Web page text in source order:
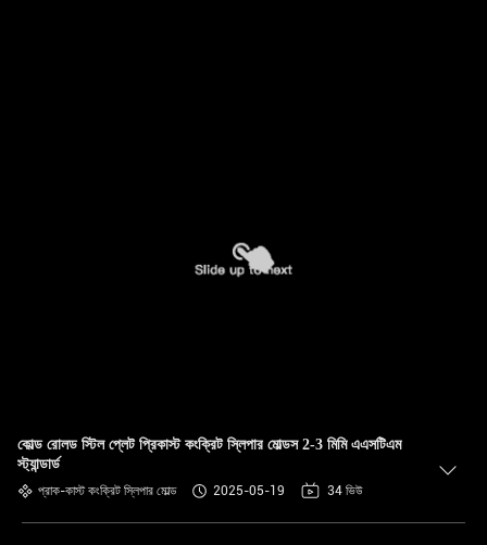
কোল্ড রোলড স্টিল প্লেট প্রিকাস্ট কংক্রিট স্লিপার মোল্ডস 2-3 মিমি এএসটিএম
স্ট্যান্ডার্ড
প্রাক-কাস্ট কংক্রিট স্লিপার মোল্ড 2025-05-19 34 ভিউ